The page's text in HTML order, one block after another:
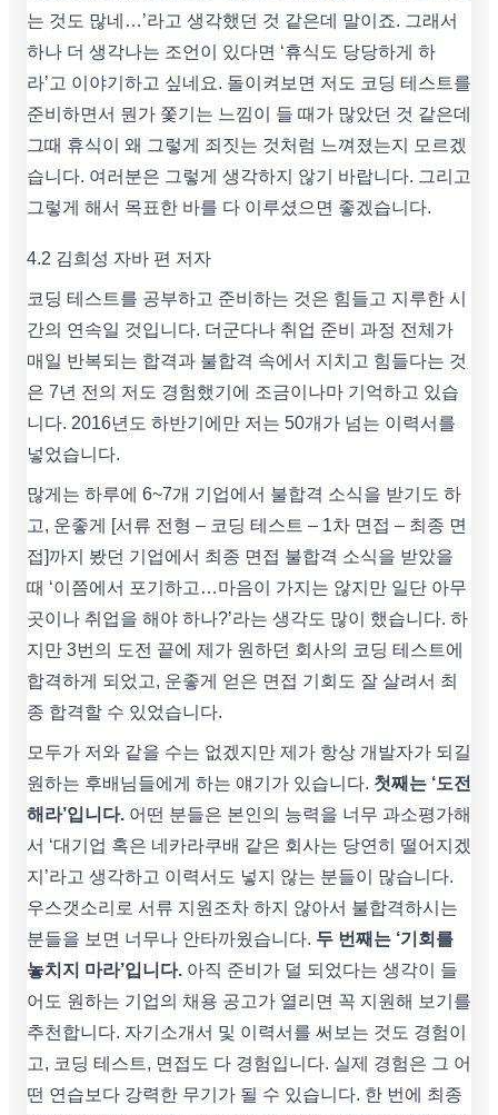
는 것도 많네…’라고 생각했던 것 같은데 말이죠. 그래서
하나 더 생각나는 조언이 있다면 ‘휴식도 당당하게 하
라’고 이야기하고 싶네요. 돌이켜보면 저도 코딩 테스트를
준비하면서 뭔가 쫓기는 느낌이 들 때가 많았던 것 같은데
그때 휴식이 왜 그렇게 죄짓는 것처럼 느껴졌는지 모르겠
습니다. 여러분은 그렇게 생각하지 않기 바랍니다. 그리고
그렇게 해서 목표한 바를 다 이루셨으면 좋겠습니다.
4.2 김희성 자바 편 저자
코딩 테스트를 공부하고 준비하는 것은 힘들고 지루한 시
간의 연속일 것입니다. 더군다나 취업 준비 과정 전체가
매일 반복되는 합격과 불합격 속에서 지치고 힘들다는 것
은 7년 전의 저도 경험했기에 조금이나마 기억하고 있습
니다. 2016년도 하반기에만 저는 50개가 넘는 이력서를
넣었습니다.
많게는 하루에 6~7개 기업에서 불합격 소식을 받기도 하
고, 운좋게 [서류 전형 – 코딩 테스트 – 1차 면접 – 최종 면
접]까지 봤던 기업에서 최종 면접 불합격 소식을 받았을
때 ‘이쯤에서 포기하고…마음이 가지는 않지만 일단 아무
곳이나 취업을 해야 하나?’라는 생각도 많이 했습니다. 하
지만 3번의 도전 끝에 제가 원하던 회사의 코딩 테스트에
합격하게 되었고, 운좋게 얻은 면접 기회도 잘 살려서 최
종 합격할 수 있었습니다.
모두가 저와 같을 수는 없겠지만 제가 항상 개발자가 되길
원하는 후배님들에게 하는 얘기가 있습니다. 첫째는 ‘도전
해라’입니다. 어떤 분들은 본인의 능력을 너무 과소평가해
서 ‘대기업 혹은 네카라쿠배 같은 회사는 당연히 떨어지겠
지’라고 생각하고 이력서도 넣지 않는 분들이 많습니다.
우스갯소리로 서류 지원조차 하지 않아서 불합격하시는
분들을 보면 너무나 안타까웠습니다. 두 번째는 ‘기회를
놓치지 마라’입니다. 아직 준비가 덜 되었다는 생각이 들
어도 원하는 기업의 채용 공고가 열리면 꼭 지원해 보기를
추천합니다. 자기소개서 및 이력서를 써보는 것도 경험이
고, 코딩 테스트, 면접도 다 경험입니다. 실제 경험은 그 어
떤 연습보다 강력한 무기가 될 수 있습니다. 한 번에 최종